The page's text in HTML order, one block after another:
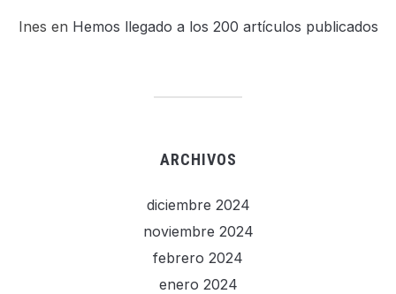
Ines en Hemos llegado a los 200 artículos publicados
ARCHIVOS
diciembre 2024
noviembre 2024
febrero 2024
enero 2024